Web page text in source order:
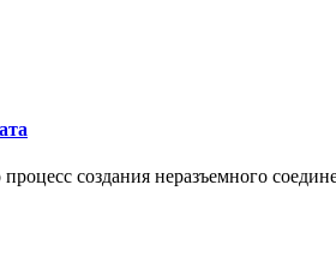
создания неразъемного